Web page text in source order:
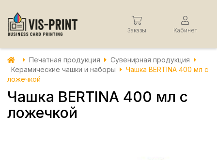
Заказы Кабинет
Печатная продукция
Сувенирная продукция
Керамические чашки и наборы
Чашка BERTINA 400 мл с
ложечкой
Чашка BERTINA 400 мл с
ложечкой